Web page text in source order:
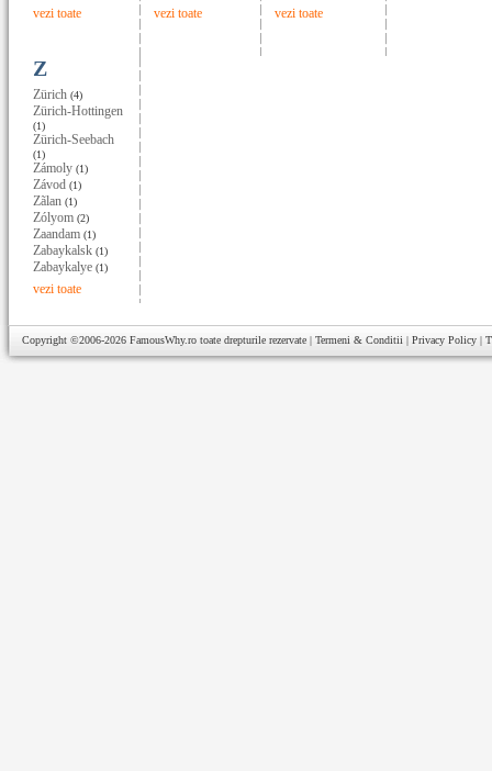
vezi toate vezi toate vezi toate
Z
Zürich (4)
Zürich-Hottingen
(1)
Zürich-Seebach
(1)
Zámoly (1)
Závod (1)
Zãlan (1)
Zólyom (2)
Zaandam (1)
Zabaykalsk (1)
Zabaykalye (1)
vezi toate
Copyright ©2006-2026 FamousWhy.ro toate drepturile rezervate | Termeni & Conditii | Privacy Policy |